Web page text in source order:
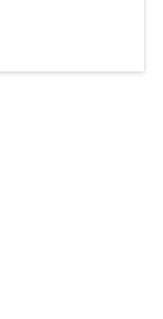
integrativer